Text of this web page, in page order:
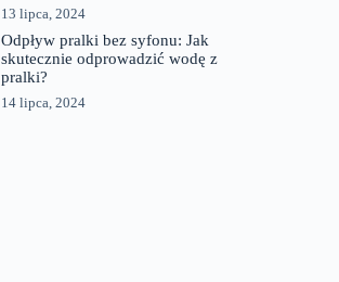
13 lipca, 2024
Odpływ pralki bez syfonu: Jak
skutecznie odprowadzić wodę z
pralki?
14 lipca, 2024